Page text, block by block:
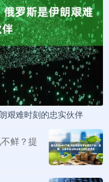
艰难时刻的忠实伙伴
鲜？提